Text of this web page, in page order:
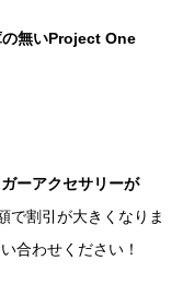
無いProject One
ーアクセサリーが
で割引が大きくなりま
合わせください！